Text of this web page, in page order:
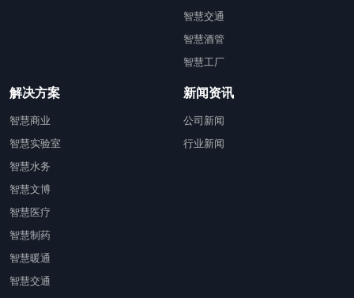
智慧交通
智慧酒管
智慧工厂
解决方案
智慧商业
智慧实验室
智慧水务
智慧文博
智慧医疗
智慧制药
智慧暖通
智慧交通
新闻资讯
公司新闻
行业新闻